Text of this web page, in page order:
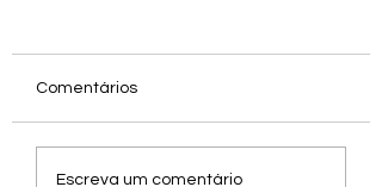
Comentários
Escreva um comentário